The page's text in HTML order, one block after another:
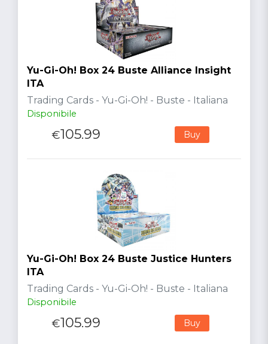
Yu-Gi-Oh! Box 24 Buste Alliance Insight
ITA
Trading Cards - Yu-Gi-Oh! - Buste - Italiana
Disponibile
€105.99 Buy
Yu-Gi-Oh! Box 24 Buste Justice Hunters
ITA
Trading Cards - Yu-Gi-Oh! - Buste - Italiana
Disponibile
€105.99 Buy